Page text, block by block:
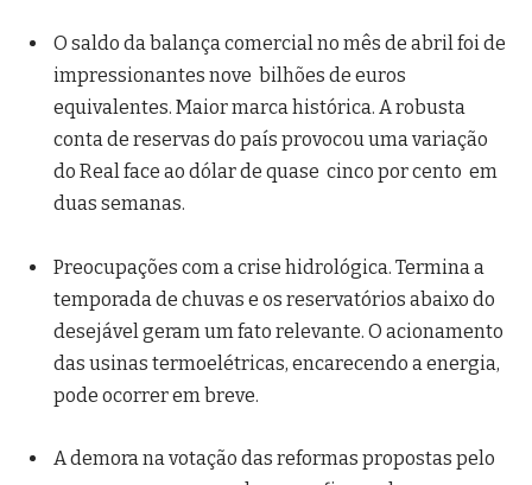
O saldo da balança comercial no mês de abril foi de
impressionantes nove bilhões de euros
equivalentes. Maior marca histórica. A robusta
conta de reservas do país provocou uma variação
do Real face ao dólar de quase cinco por cento em
duas semanas.
Preocupações com a crise hidrológica. Termina a
temporada de chuvas e os reservatórios abaixo do
desejável geram um fato relevante. O acionamento
das usinas termoelétricas, encarecendo a energia,
pode ocorrer em breve.
A demora na votação das reformas propostas pelo